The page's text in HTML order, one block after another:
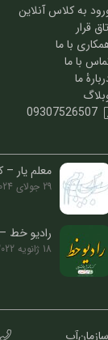
به کلاس آنلاین
قرار
با ما
با ما
ما
09307526507
معلم یار –
29 جولای 2024
رادیو خط
18 ژانویه 2022
2.آموزشگاه‌سازمان‌آب